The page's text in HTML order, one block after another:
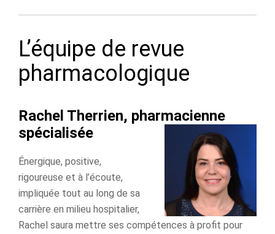
L’équipe de revue
pharmacologique
Rachel Therrien, pharmacienne
spécialisée
Énergique, positive,
rigoureuse et à l’écoute,
impliquée tout au long de sa
carrière en milieu hospitalier,
Rachel saura mettre ses compétences à profit pour